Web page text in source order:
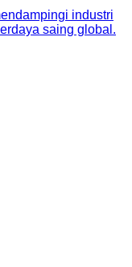
industri
saing global.